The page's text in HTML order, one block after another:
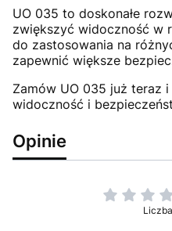
UO 035 to doskonałe
zwiększyć widoczność w
do zastosowania na
zapewnić większe
Zamów UO 035 już teraz
widoczność i
Opinie